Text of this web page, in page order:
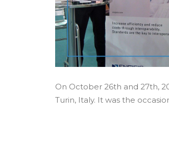
On October 26th and 27th,
Turin, Italy. It was the